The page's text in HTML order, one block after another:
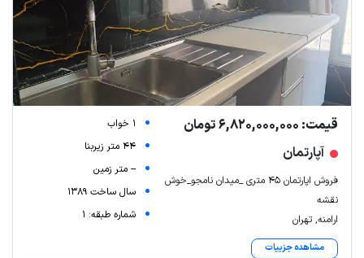
قیمت: 6,820,000,000 تومان
آپارتمان
فروش اپارتمان ۴۵ متری _میدان نامجو_خوش
نقشه
ارامنه, تهران
مشاهده جزییات
1 خواب
44 متر زیربنا
-- متر زمین
سال ساخت 1389
شماره طبقه: 1